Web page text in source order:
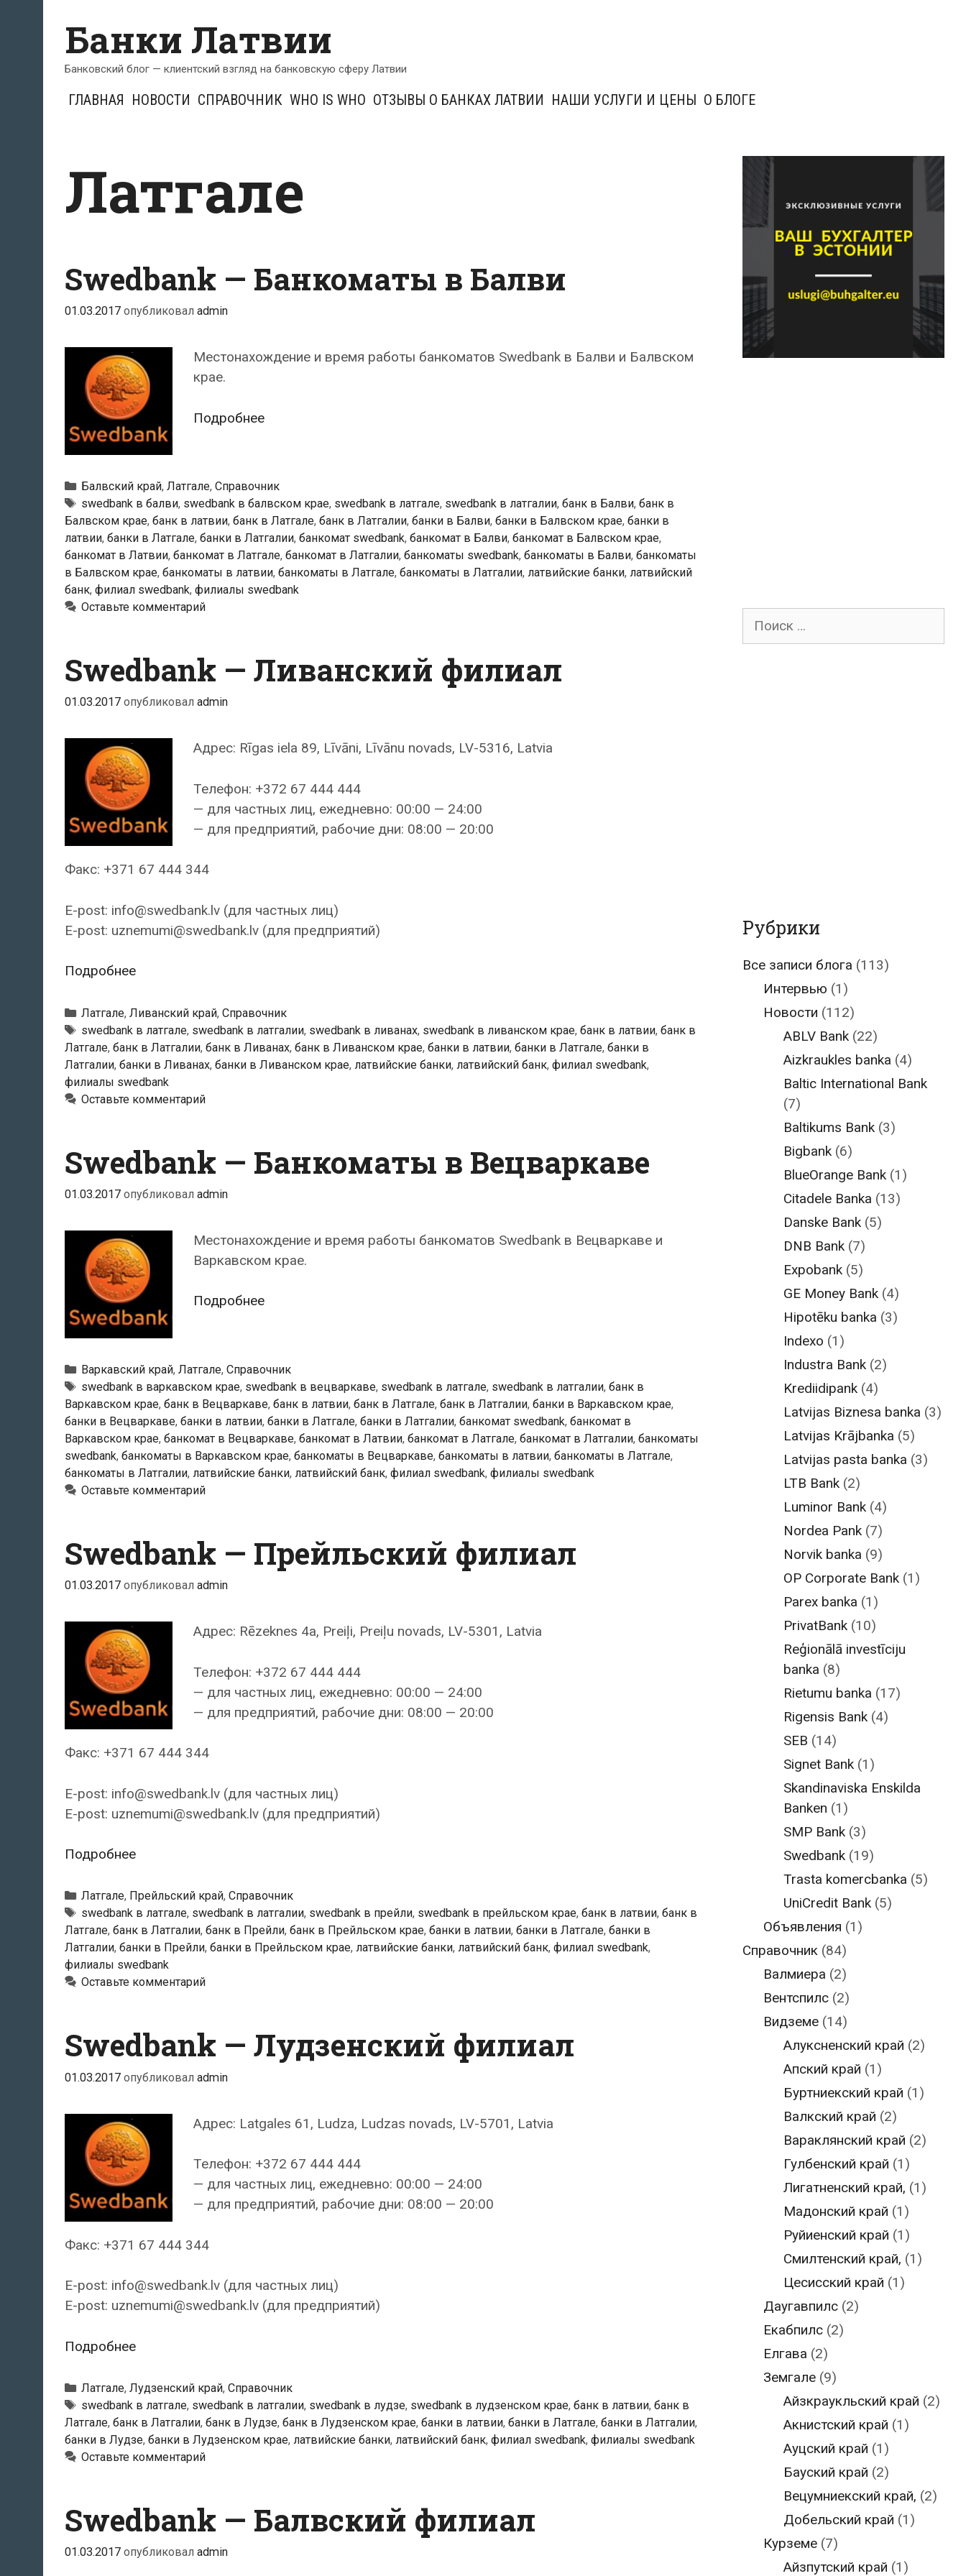
содержимому
Банки Латвии
Банковский блог — клиентский взгляд на банковскую сферу Латвии
ГЛАВНАЯ НОВОСТИ СПРАВОЧНИК WHO IS WHO ОТЗЫВЫ О БАНКАХ ЛАТВИИ НАШИ УСЛУГИ И ЦЕНЫ О БЛОГЕ
Латгале
Swedbank — Банкоматы в Балви
01.03.2017 опубликовал admin
Местонахождение и время работы банкоматов Swedbank в Балви и Балвском
крае.
ПодробнееSwedbank
Балви
Рубрики
Балвский край, Латгале, Справочник
Тэги
swedbank в балви, swedbank в балвском крае, swedbank в латгале, swedbank в латгалии, банк в Балви, банк в
Балвском крае, банк в латвии, банк в Латгале, банк в Латгалии, банки в Балви, банки в Балвском крае, банки в
латвии, банки в Латгале, банки в Латгалии, банкомат swedbank, банкомат в Балви, банкомат в Балвском крае,
банкомат в Латвии, банкомат в Латгале, банкомат в Латгалии, банкоматы swedbank, банкоматы в Балви, банкоматы
в Балвском крае, банкоматы в латвии, банкоматы в Латгале, банкоматы в Латгалии, латвийские банки, латвийский
банк, филиал swedbank, филиалы swedbank
Оставьте комментарий
Swedbank — Ливанский филиал
01.03.2017 опубликовал admin
Адрес: Rīgas iela 89, Līvāni, Līvānu novads, LV-5316, Latvia
Телефон: +372 67 444 444
— для частных лиц, ежедневно: 00:00 — 24:00
— для предприятий, рабочие дни: 08:00 — 20:00
Факс: +371 67 444 344
E-post: info@swedbank.lv (для частных лиц)
E-post: uznemumi@swedbank.lv (для предприятий)
ПодробнееSwedbank
Ливанский
филиал
Рубрики
Латгале, Ливанский край, Справочник
Тэги
swedbank в латгале, swedbank в латгалии, swedbank в ливанах, swedbank в ливанском крае, банк в латвии, банк в
Латгале, банк в Латгалии, банк в Ливанах, банк в Ливанском крае, банки в латвии, банки в Латгале, банки в
Латгалии, банки в Ливанах, банки в Ливанском крае, латвийские банки, латвийский банк, филиал swedbank,
филиалы swedbank
Оставьте комментарий
Swedbank — Банкоматы в Вецваркаве
01.03.2017 опубликовал admin
Местонахождение и время работы банкоматов Swedbank в Вецваркаве и
Варкавском крае.
ПодробнееSwedbank
Вецваркаве
Рубрики
Варкавский край, Латгале, Справочник
Тэги
swedbank в варкавском крае, swedbank в вецваркаве, swedbank в латгале, swedbank в латгалии, банк в
Варкавском крае, банк в Вецваркаве, банк в латвии, банк в Латгале, банк в Латгалии, банки в Варкавском крае,
банки в Вецваркаве, банки в латвии, банки в Латгале, банки в Латгалии, банкомат swedbank, банкомат в
Варкавском крае, банкомат в Вецваркаве, банкомат в Латвии, банкомат в Латгале, банкомат в Латгалии, банкоматы
swedbank, банкоматы в Варкавском крае, банкоматы в Вецваркаве, банкоматы в латвии, банкоматы в Латгале,
банкоматы в Латгалии, латвийские банки, латвийский банк, филиал swedbank, филиалы swedbank
Оставьте комментарий
Swedbank — Прейльский филиал
01.03.2017 опубликовал admin
Адрес: Rēzeknes 4a, Preiļi, Preiļu novads, LV-5301, Latvia
Телефон: +372 67 444 444
— для частных лиц, ежедневно: 00:00 — 24:00
— для предприятий, рабочие дни: 08:00 — 20:00
Факс: +371 67 444 344
E-post: info@swedbank.lv (для частных лиц)
E-post: uznemumi@swedbank.lv (для предприятий)
ПодробнееSwedbank
Прейльский
филиал
Рубрики
Латгале, Прейльский край, Справочник
Тэги
swedbank в латгале, swedbank в латгалии, swedbank в прейли, swedbank в прейльском крае, банк в латвии, банк в
Латгале, банк в Латгалии, банк в Прейли, банк в Прейльском крае, банки в латвии, банки в Латгале, банки в
Латгалии, банки в Прейли, банки в Прейльском крае, латвийские банки, латвийский банк, филиал swedbank,
филиалы swedbank
Оставьте комментарий
Swedbank — Лудзенский филиал
01.03.2017 опубликовал admin
Адрес: Latgales 61, Ludza, Ludzas novads, LV-5701, Latvia
Телефон: +372 67 444 444
— для частных лиц, ежедневно: 00:00 — 24:00
— для предприятий, рабочие дни: 08:00 — 20:00
Факс: +371 67 444 344
E-post: info@swedbank.lv (для частных лиц)
E-post: uznemumi@swedbank.lv (для предприятий)
ПодробнееSwedbank
Лудзенский
филиал
Рубрики
Латгале, Лудзенский край, Справочник
Тэги
swedbank в латгале, swedbank в латгалии, swedbank в лудзе, swedbank в лудзенском крае, банк в латвии, банк в
Латгале, банк в Латгалии, банк в Лудзе, банк в Лудзенском крае, банки в латвии, банки в Латгале, банки в Латгалии,
банки в Лудзе, банки в Лудзенском крае, латвийские банки, латвийский банк, филиал swedbank, филиалы swedbank
Оставьте комментарий
Swedbank — Балвский филиал
01.03.2017 опубликовал admin
Поиск
Рубрики
Все записи блога (113)
Интервью (1)
Новости (112)
ABLV Bank (22)
Aizkraukles banka (4)
Baltic International Bank
(7)
Baltikums Bank (3)
Bigbank (6)
BlueOrange Bank (1)
Citadele Banka (13)
Danske Bank (5)
DNB Bank (7)
Expobank (5)
GE Money Bank (4)
Hipotēku banka (3)
Indexo (1)
Industra Bank (2)
Krediidipank (4)
Latvijas Biznesa banka (3)
Latvijas Krājbanka (5)
Latvijas pasta banka (3)
LTB Bank (2)
Luminor Bank (4)
Nordea Pank (7)
Norvik banka (9)
OP Corporate Bank (1)
Parex banka (1)
PrivatBank (10)
Reģionālā investīciju
banka (8)
Rietumu banka (17)
Rigensis Bank (4)
SEB (14)
Signet Bank (1)
Skandinaviska Enskilda
Banken (1)
SMP Bank (3)
Swedbank (19)
Trasta komercbanka (5)
UniCredit Bank (5)
Объявления (1)
Справочник (84)
Валмиера (2)
Вентспилс(2)
Видземе(14)
Алуксненский край (2)
Апский край (1)
Буртниекский край (1)
Валкский край (2)
Вараклянский край (2)
Гулбенский край (1)
Лигатненский край, (1)
Мадонский край (1)
Руйиенский край (1)
Смилтенский край, (1)
Цесисский край (1)
Даугавпилс(2)
Екабпилс(2)
Елгава (2)
Земгале(9)
Айзкраукльский край (2)
Акнистский край (1)
Ауцский край (1)
Бауский край (2)
Вецумниекский край, (2)
Добельский край (1)
Курземе(7)
Айзпутский край (1)